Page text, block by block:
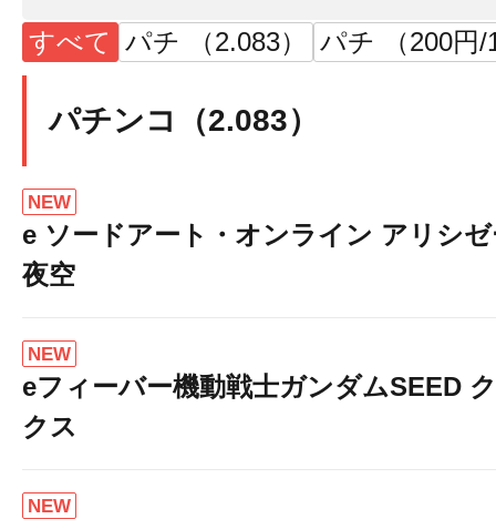
すべて パチ （2.083） パチ （200円/
パチンコ（2.083）
NEW
e ソードアート・オンライン アリシ
夜空
NEW
eフィーバー機動戦士ガンダムSEED
クス
NEW